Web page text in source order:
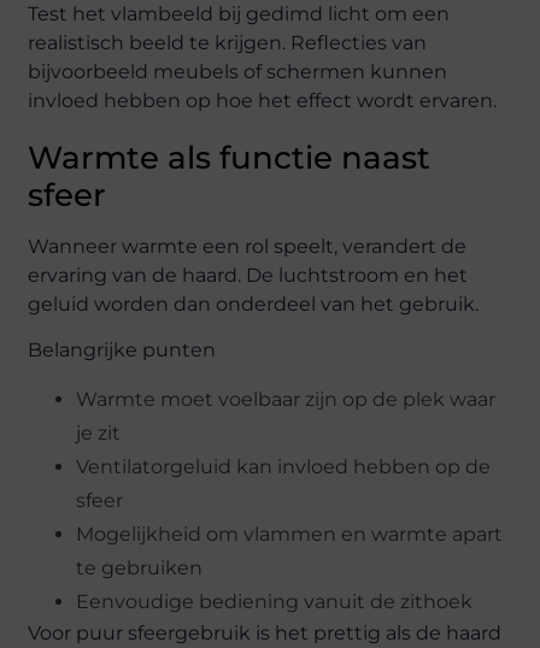
Test het vlambeeld bij gedimd licht om een
realistisch beeld te krijgen. Reflecties van
bijvoorbeeld meubels of schermen kunnen
invloed hebben op hoe het effect wordt ervaren.
Warmte als functie naast
sfeer
Wanneer warmte een rol speelt, verandert de
ervaring van de haard. De luchtstroom en het
geluid worden dan onderdeel van het gebruik.
Belangrijke punten
Warmte moet voelbaar zijn op de plek waar
je zit
Ventilatorgeluid kan invloed hebben op de
sfeer
Mogelijkheid om vlammen en warmte apart
te gebruiken
Eenvoudige bediening vanuit de zithoek
Voor puur sfeergebruik is het prettig als de haard